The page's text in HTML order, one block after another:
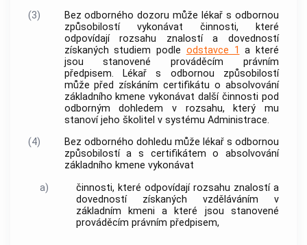
(3)
Bez odborného dozoru může lékař s odbornou
způsobilostí vykonávat činnosti, které
odpovídají rozsahu znalostí a dovedností
získaných studiem podle odstavce 1 a které
jsou stanovené prováděcím právním
předpisem. Lékař s odbornou způsobilostí
může před získáním certifikátu o absolvování
základního kmene vykonávat další činnosti pod
odborným dohledem v rozsahu, který mu
stanoví jeho školitel v systému Administrace.
(4)
Bez odborného dohledu může lékař s odbornou
způsobilostí a s certifikátem o absolvování
základního kmene vykonávat
a)
činnosti, které odpovídají rozsahu znalostí a
dovedností získaných vzděláváním v
základním kmeni a které jsou stanovené
prováděcím právním předpisem,